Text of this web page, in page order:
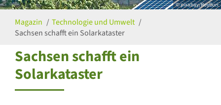
© pixabay/RoyBuri
Magazin
Technologie und Umwelt
Sachsen schafft ein Solarkataster
Sachsen schafft ein
Solarkataster